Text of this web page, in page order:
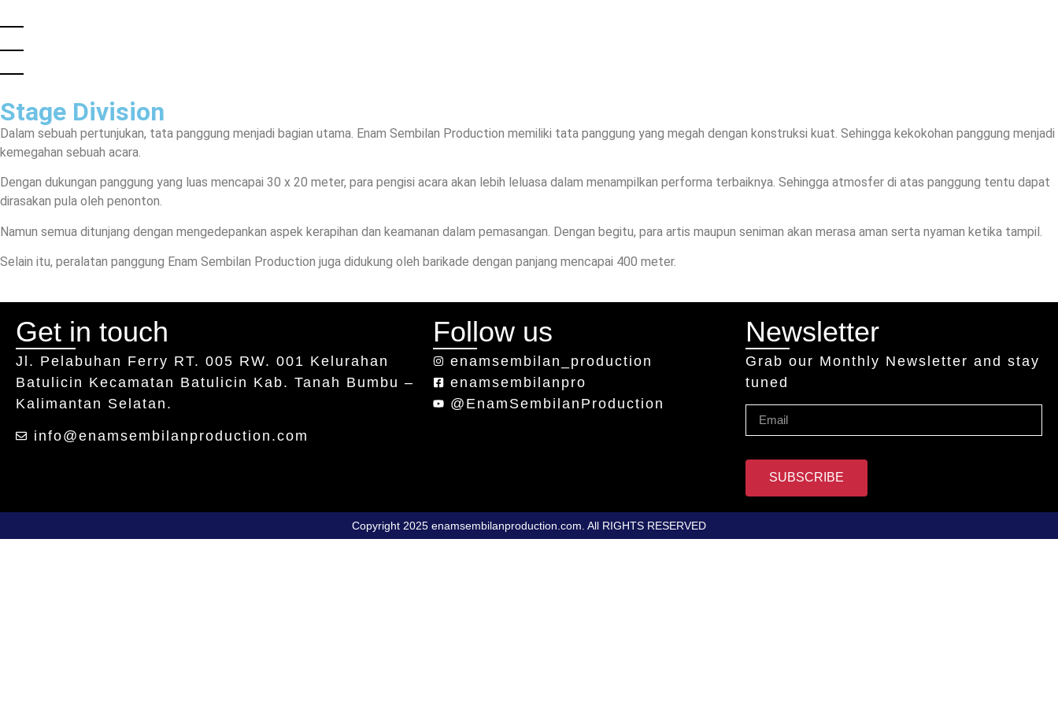
Stage Division
Dalam sebuah pertunjukan, tata panggung menjadi bagian utama. Enam Sembilan Production memiliki tata panggung yang megah dengan konstruksi kuat. Sehingga kekokohan panggung menjadi
kemegahan sebuah acara.
Dengan dukungan panggung yang luas mencapai 30 x 20 meter, para pengisi acara akan lebih leluasa dalam menampilkan performa terbaiknya. Sehingga atmosfer di atas panggung tentu dapat
dirasakan pula oleh penonton.
Namun semua ditunjang dengan mengedepankan aspek kerapihan dan keamanan dalam pemasangan. Dengan begitu, para artis maupun seniman akan merasa aman serta nyaman ketika tampil.
Selain itu, peralatan panggung Enam Sembilan Production juga didukung oleh barikade dengan panjang mencapai 400 meter.
Get in touch
Jl. Pelabuhan Ferry RT. 005 RW. 001 Kelurahan
Batulicin Kecamatan Batulicin Kab. Tanah Bumbu –
Kalimantan Selatan.
info@enamsembilanproduction.com
Follow us
enamsembilan_production
enamsembilanpro
@EnamSembilanProduction
Newsletter
Grab our Monthly Newsletter and stay
tuned
SUBSCRIBE
Copyright 2025 enamsembilanproduction.com. All RIGHTS RESERVED